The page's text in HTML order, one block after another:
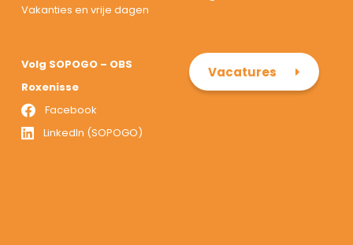
Vakanties en vrije dagen
Volg SOPOGO – OBS
Roxenisse
Facebook
LinkedIn (SOPOGO)
Vacatures